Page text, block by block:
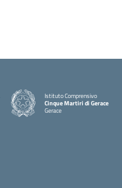
Istituto Comprensivo
Cinque Martiri di Gerace
Gerace